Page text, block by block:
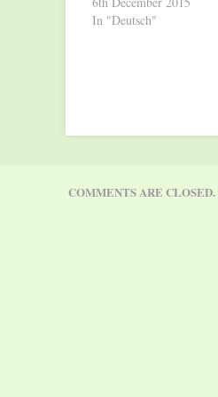
In "Deutsch"
COMMENTS ARE CLOSED.